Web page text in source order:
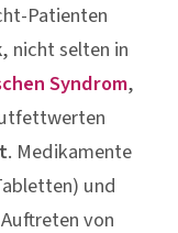
Patienten
, nicht selten in
Syndrom,
. Medikamente
und
von